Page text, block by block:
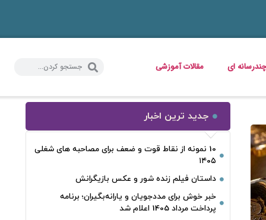
چندرسانه ای مقالات آموزشی
جدید ترین اخبار
10 نمونه از نقاط قوت و ضعف برای مصاحبه‌ های شغلی
۱۴۰۵
داستان فیلم زنده شور و عکس بازیگرانش
خبر خوش برای مددجویان و یارانه‌بگیران؛ برنامه
پرداخت مرداد 1405 اعلام شد